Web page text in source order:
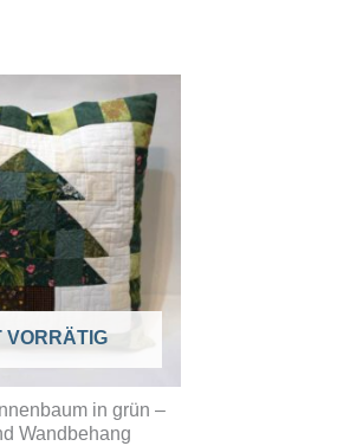
VORRÄTIG
in grün –
Wandbehang